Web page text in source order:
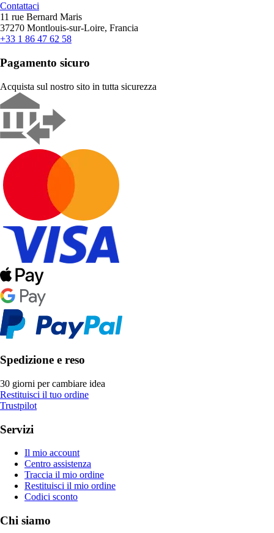
Contattaci
11 rue Bernard Maris
37270 Montlouis-sur-Loire, Francia
+33 1 86 47 62 58
Pagamento sicuro
Acquista sul nostro sito in tutta sicurezza
Spedizione e reso
30 giorni per cambiare idea
Restituisci il tuo ordine
Trustpilot
Servizi
Il mio account
Centro assistenza
Traccia il mio ordine
Restituisci il mio ordine
Codici sconto
Chi siamo